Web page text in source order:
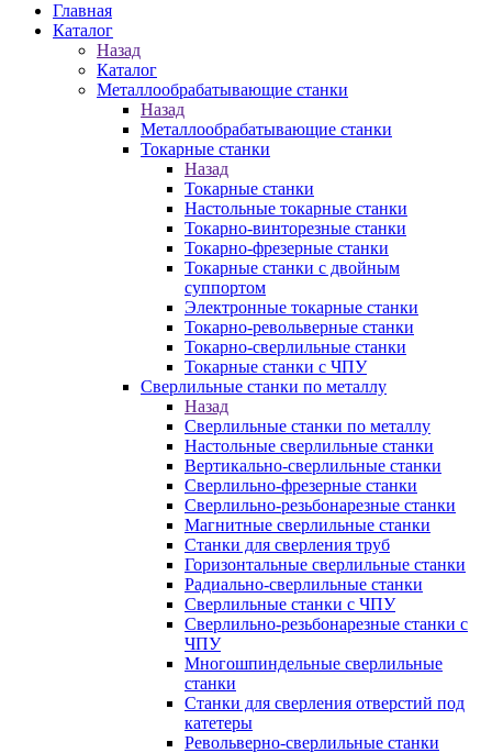
Главная
Каталог
Назад
Каталог
Металлообрабатывающие станки
Назад
Металлообрабатывающие станки
Токарные станки
Назад
Токарные станки
Настольные токарные станки
Токарно-винторезные станки
Токарно-фрезерные станки
Токарные станки с двойным
суппортом
Электронные токарные станки
Токарно-револьверные станки
Токарно-сверлильные станки
Токарные станки с ЧПУ
Сверлильные станки по металлу
Назад
Сверлильные станки по металлу
Настольные сверлильные станки
Вертикально-сверлильные станки
Сверлильно-фрезерные станки
Сверлильно-резьбонарезные станки
Магнитные сверлильные станки
Станки для сверления труб
Горизонтальные сверлильные станки
Радиально-сверлильные станки
Сверлильные станки с ЧПУ
Сверлильно-резьбонарезные станки с
ЧПУ
Многошпиндельные сверлильные
станки
Станки для сверления отверстий под
катетеры
Револьверно-сверлильные станки